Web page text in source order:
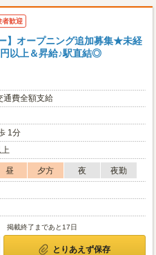
者歓迎
】オープニング追加募集★未経
以上＆昇給♪駅直結◎
通費全額支給
1分
昼 夕方 夜
夜勤
掲載終了まであと17日
とりあえず保存